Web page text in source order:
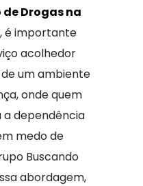
Drogas na
, é importante
acolhedor
um ambiente
onde quem
dependência
medo de
Buscando
abordagem,